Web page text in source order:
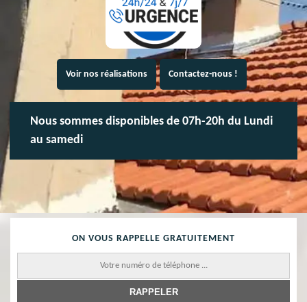
Voir nos réalisations Contactez-nous !
Nous sommes disponibles de 07h-20h du Lundi
au samedi
ON VOUS RAPPELLE GRATUITEMENT